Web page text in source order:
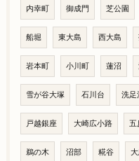
内幸町 御成門 芝公園
船堀 東大島 西大島
岩本町 小川町 蓮沼
雪が谷大塚 石川台 洗足
戸越銀座 大崎広小路 五
鵜の木 沼部 糀谷